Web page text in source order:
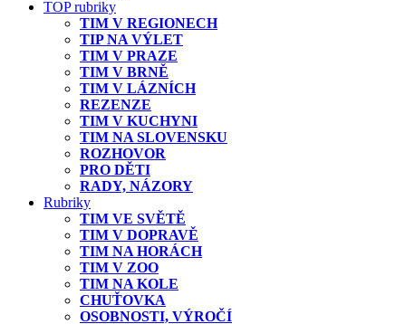
TOP rubriky
TIM V REGIONECH
TIP NA VÝLET
TIM V PRAZE
TIM V BRNĚ
TIM V LÁZNÍCH
REZENZE
TIM V KUCHYNI
TIM NA SLOVENSKU
ROZHOVOR
PRO DĚTI
RADY, NÁZORY
Rubriky
TIM VE SVĚTĚ
TIM V DOPRAVĚ
TIM NA HORÁCH
TIM V ZOO
TIM NA KOLE
CHUŤOVKA
OSOBNOSTI, VÝROČÍ